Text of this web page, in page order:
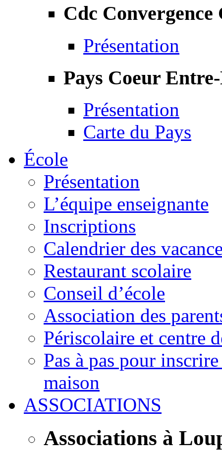
Cdc Convergence
Présentation
Pays Coeur
Présentation
Carte du Pays
École
Présentation
L’équipe enseignante
Inscriptions
Calendrier des
Restaurant scolaire
Conseil d’école
Association des
Périscolaire et centre
Pas à pas pour
maison
ASSOCIATIONS
Associations à